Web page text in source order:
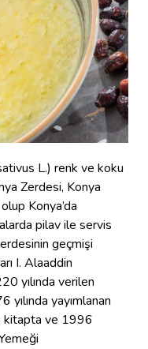
L.) renk ve koku
Zerdesi, Konya
Konya’da
pilav ile servis
geçmişi
I. Alaaddin
yılında verilen
yayımlanan
kitapta ve 1996